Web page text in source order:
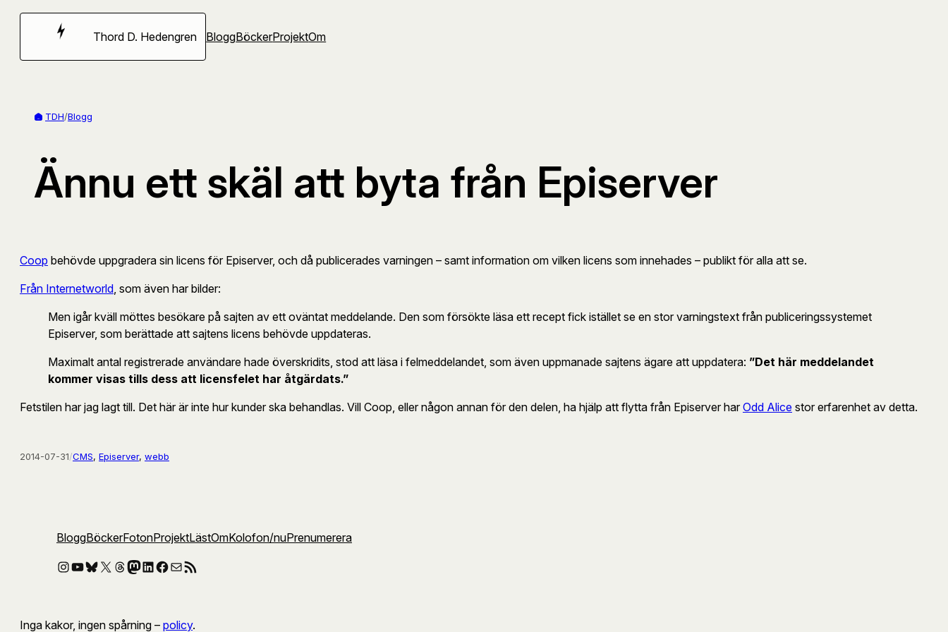
Hoppa
Thord D. Hedengren BloggBöckerProjektOm
TDH/Blogg
Ännu ett skäl att byta från Episerver
Coop behövde uppgradera sin licens för Episerver, och då publicerades varningen – samt information om vilken licens som innehades – publikt för alla att se.
Från Internetworld , som även har bilder:
Men igår kväll möttes besökare på sajten av ett oväntat meddelande. Den som försökte läsa ett recept fick istället se en stor varningstext från publiceringssystemet
Episerver, som berättade att sajtens licens behövde uppdateras.
Maximalt antal registrerade användare hade överskridits, stod att läsa i felmeddelandet, som även uppmanade sajtens ägare att uppdatera: ”Det här meddelandet
kommer visas tills dess att licensfelet har åtgärdats.”
Fetstilen har jag lagt till. Det här är inte hur kunder ska behandlas. Vill Coop, eller någon annan för den delen, ha hjälp att flytta från Episerver har Odd Alice stor erfarenhet av detta.
2014-07-31/CMS, Episerver, webb
BloggBöckerFotonProjektLästOmKolofon/nuPrenumerera
Instagram
YouTube
Bluesky
X Threads
Mastodon
LinkedIn
Facebook
E-postRSS-flöde
Inga kakor, ingen spårning – policy.